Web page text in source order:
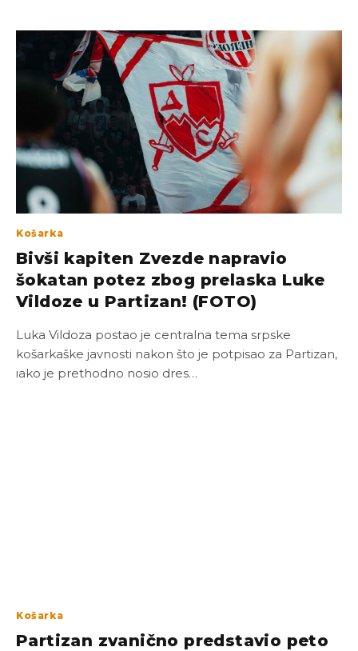
Košarka
Bivši kapiten Zvezde napravio
šokatan potez zbog prelaska Luke
Vildoze u Partizan! (FOTO)
Luka Vildoza postao je centralna tema srpske
košarkaške javnosti nakon što je potpisao za Partizan,
iako je prethodno nosio dres…
Košarka
Partizan zvanično predstavio peto